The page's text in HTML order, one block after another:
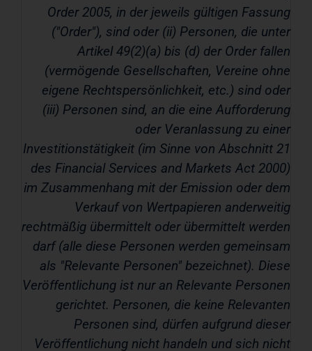
Order 2005, in der jeweils gültigen Fassung
("Order"), sind oder (ii) Personen, die unter
Artikel 49(2)(a) bis (d) der Order fallen
(vermögende Gesellschaften, Vereine ohne
eigene Rechtspersönlichkeit, etc.) sind oder
(iii) Personen sind, an die eine Aufforderung
oder Veranlassung zu einer
Investitionstätigkeit (im Sinne von Abschnitt 21
des Financial Services and Markets Act 2000)
im Zusammenhang mit der Emission oder dem
Verkauf von Wertpapieren anderweitig
rechtmäßig übermittelt oder übermittelt werden
darf (alle diese Personen werden gemeinsam
als "Relevante Personen" bezeichnet). Diese
Veröffentlichung ist nur an Relevante Personen
gerichtet. Personen, die keine Relevanten
Personen sind, dürfen aufgrund dieser
Veröffentlichung nicht handeln und sich nicht